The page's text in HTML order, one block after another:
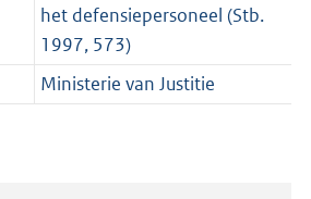
het defensiepersoneel (Stb.
1997, 573)
Ministerie van Justitie